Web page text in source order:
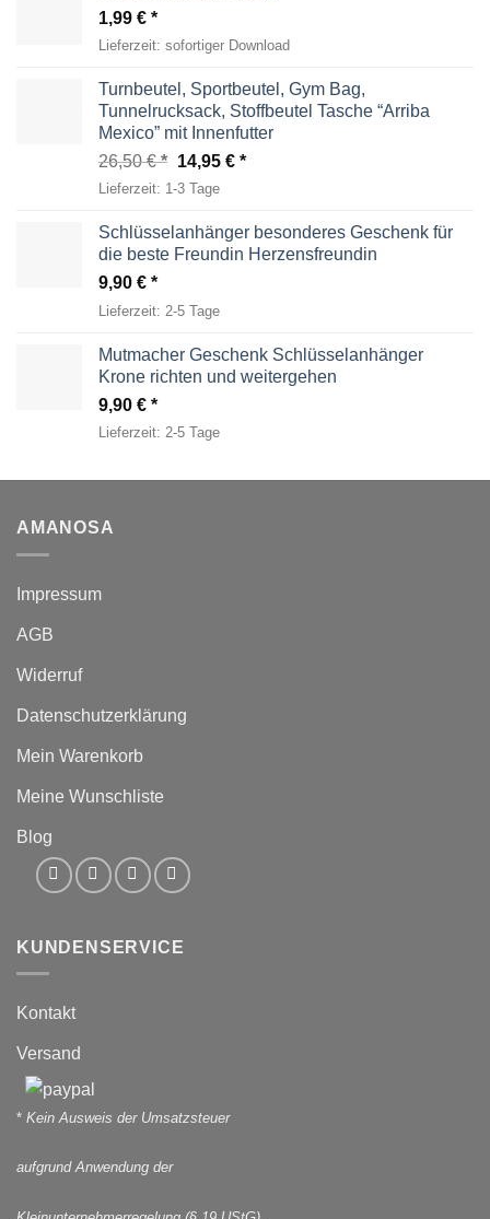
1,99 €
Lieferzeit: sofortiger Download
Turnbeutel, Sportbeutel, Gym Bag,
Tunnelrucksack, Stoffbeutel Tasche “Arriba
Mexico” mit Innenfutter
26,50€
Ursprünglicher
Preis
26,50 €
14,95 € Aktueller
14,95 €.
Lieferzeit: 1-3 Tage
Schlüsselanhänger besonderes Geschenk für
die beste Freundin Herzensfreundin
9,90 €
Lieferzeit: 2-5 Tage
Mutmacher Geschenk Schlüsselanhänger
Krone richten und weitergehen
9,90 €
Lieferzeit: 2-5 Tage
AMANOSA
Impressum
AGB
Widerruf
Datenschutzerklärung
Mein Warenkorb
Meine Wunschliste
Blog
KUNDENSERVICE
Kontakt
Versand
* Kein Ausweis der Umsatzsteuer
aufgrund Anwendung der